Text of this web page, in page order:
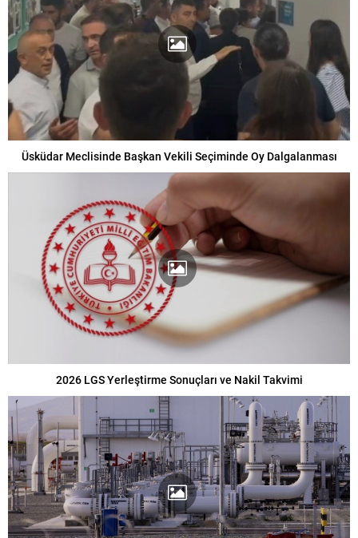
Üsküdar Meclisinde Başkan Vekili Seçiminde Oy Dalgalanması
2026 LGS Yerleştirme Sonuçları ve Nakil Takvimi